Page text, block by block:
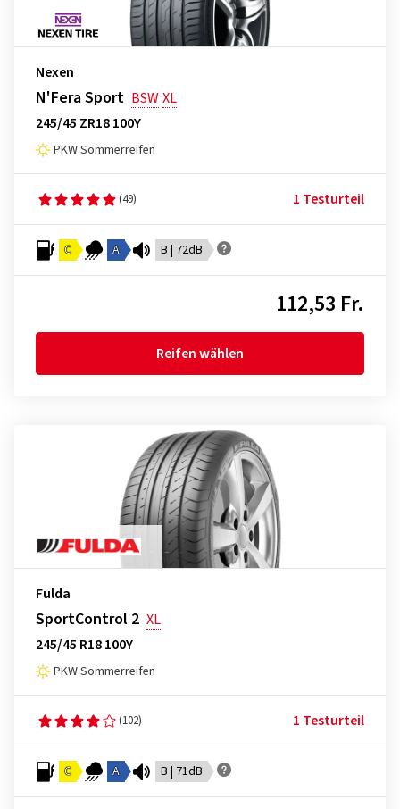
Nexen
N'Fera Sport BSWXL
245/45 ZR18 100Y
PKW Sommerreifen
(49) 1 Testurteil
C A B | 72dB
112,53 Fr.
Reifen wählen
Fulda
SportControl 2 XL
245/45 R18 100Y
PKW Sommerreifen
(102) 1 Testurteil
C A B | 71dB